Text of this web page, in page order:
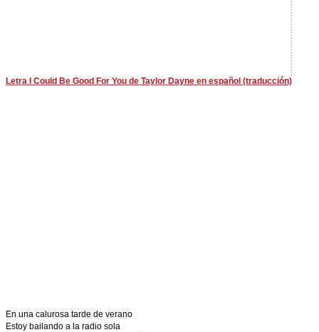
Letra I Could Be Good For You de Taylor Dayne en español (traducción)
En una calurosa tarde de verano
Estoy bailando a la radio sola